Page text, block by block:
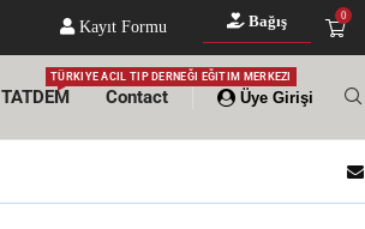
Kayıt Formu Bağış 0
TATDEM
TÜRKIYE ACIL TIP DERNEĞI EĞITIM MERKEZI
Contact Üye Girişi